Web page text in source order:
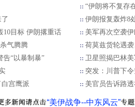
“伊朗将不复存
伊朗报复轰炸8
10目标 伊朗撂重话
美军再次空袭
气腾腾
荷莫兹货轮遇
告“以暴制暴”
卫星照揭巴林
突发：川普下
宫鹰派
美官员告诉路
“美伊战争--中东风云”